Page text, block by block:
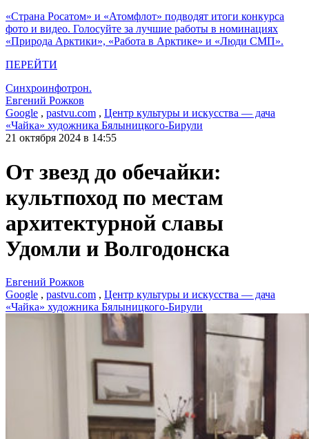
«Страна Росатом» и «Атомфлот» подводят итоги конкурса
фото и видео. Голосуйте за лучшие работы в номинациях
«Природа Арктики», «Работа в Арктике» и «Люди СМП».
ПЕРЕЙТИ
Синхроинфотрон.
Евгений Рожков
Google , pastvu.com , Центр культуры и искусства — дача
«Чайка» художника Бялыницкого-Бирули
21 октября 2024 в 14:55
От звезд до обечайки:
культпоход по местам
архитектурной славы
Удомли и Волгодонска
Евгений Рожков
Google , pastvu.com , Центр культуры и искусства — дача
«Чайка» художника Бялыницкого-Бирули